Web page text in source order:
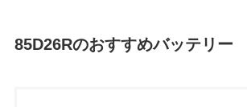
85D26Rのおすすめバッテリー